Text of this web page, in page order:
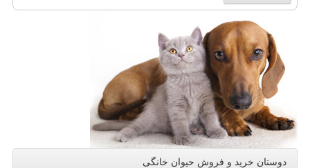
دوستان خرید و فروش حیوان خانگی